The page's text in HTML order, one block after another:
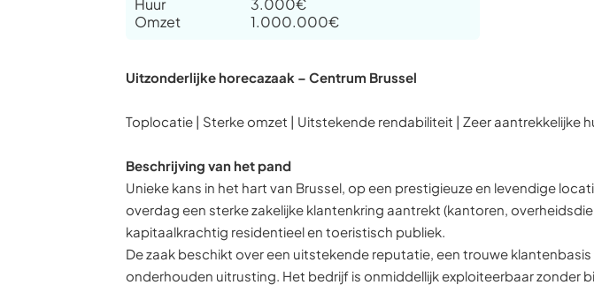
Huur
Omzet
3.000€
1.000.000€
Uitzonderlijke horecazaak – Centrum Brussel
Toplocatie | Sterke omzet | Uitstekende rendabiliteit | Zeer aantrekkelijke
Beschrijving van het pand
Unieke kans in het hart van Brussel, op een prestigieuze en levendige
overdag een sterke zakelijke klantenkring aantrekt (kantoren,
kapitaalkrachtig residentieel en toeristisch publiek.
De zaak beschikt over een uitstekende reputatie, een trouwe
onderhouden uitrusting. Het bedrijf is onmiddellijk exploiteerbaar zonder